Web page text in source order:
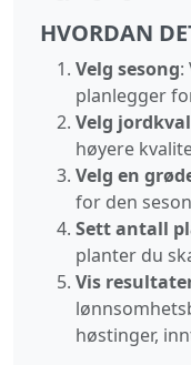
HVORDAN
Velg sesong:
planlegger
Velg
høyere
Velg en
for den
Sett antall
planter du
Vis
høstinger,